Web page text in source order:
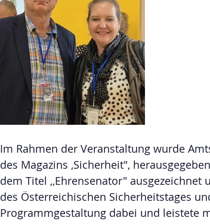
Im Rahmen der Veranstaltung wurde
des Magazins ,Sicherheit",
dem Titel ,,Ehrensenator"
des Österreichischen Sicherheitstages
Programmgestaltung dabei und leistete